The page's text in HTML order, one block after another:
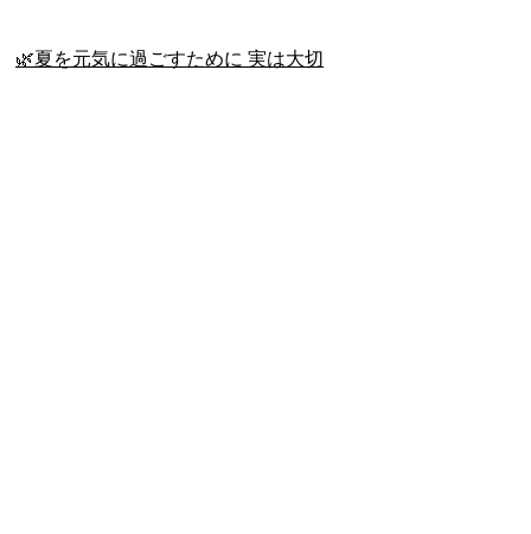
🌿夏を元気に過ごすために 実は大切